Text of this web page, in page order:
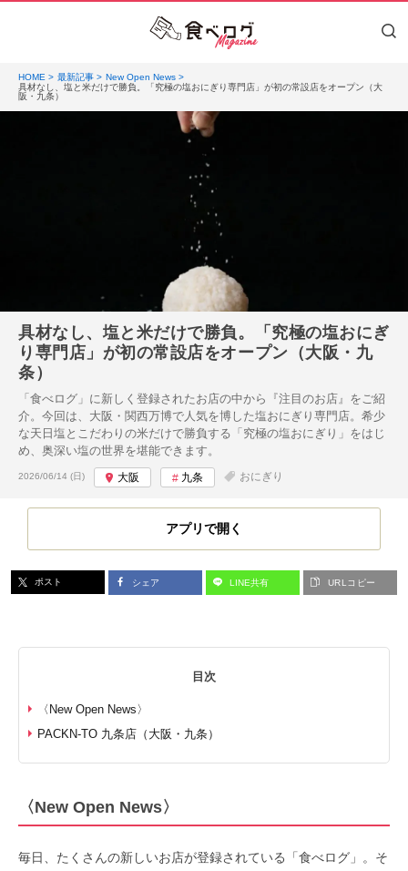
HOME 最新記事
New Open News
具材なし、塩と米だけで勝負。「究極の塩おにぎり専門店」が初の常設店をオープン（大
阪・九条）
具材なし、塩と米だけで勝負。「究極の塩おにぎ
り専門店」が初の常設店をオープン（大阪・九
条）
「食べログ」に新しく登録されたお店の中から『注目のお店』をご紹
介。今回は、大阪・関西万博で人気を博した塩おにぎり専門店。希少
な天日塩とこだわりの米だけで勝負する「究極の塩おにぎり」をはじ
め、奥深い塩の世界を堪能できます。
投稿日:
2026/06/14 (日) 大阪 九条 おにぎり
アプリで開く
ポスト シェア LINE共有 URLコピー
目次
〈New Open News〉
PACKN-TO 九条店（大阪・九条）
〈New Open News〉
毎日、たくさんの新しいお店が登録されている「食べログ」。そ